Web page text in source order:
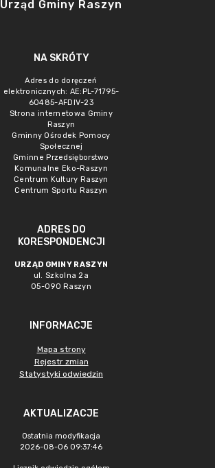
Urząd Gminy Raszyn
NA SKRÓTY
Adres do doręczeń
elektronicznych: AE:PL-71795-
60485-AFDIV-23
Strona internetowa Gminy
Raszyn
Gminny Ośrodek Pomocy
Społecznej
Gminne Przedsięborstwo
Komunalne Eko-Raszyn
Centrum Kultury Raszyn
Centrum Sportu Raszyn
ADRES DO
KORESPONDENCJI
URZĄD GMINY RASZYN
ul. Szkolna 2a
05-090 Raszyn
INFORMACJE
Mapa strony
Rejestr zmian
Statystyki odwiedzin
AKTUALIZACJE
Ostatnia modyfikacja
2026-08-06 09:37:46